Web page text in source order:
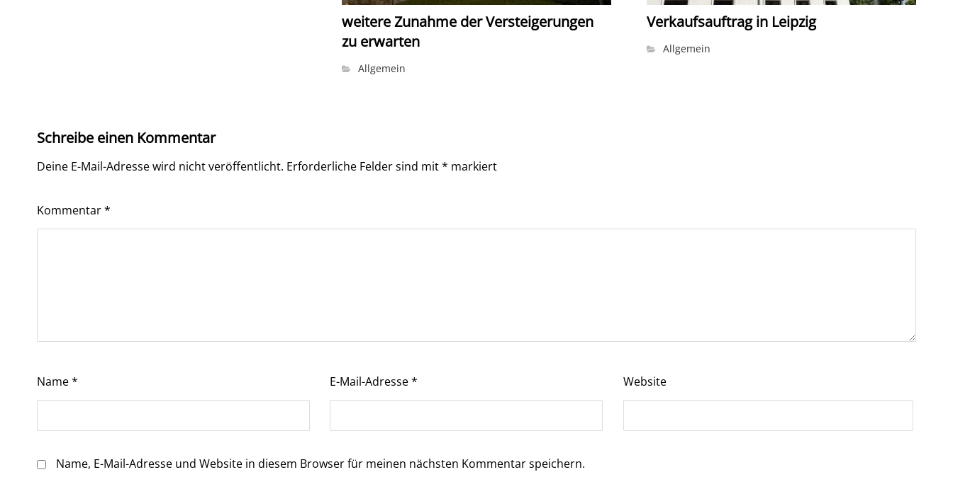
weitere Zunahme der Versteigerungen
zu erwarten
Allgemein
Verkaufsauftrag in Leipzig
Allgemein
Schreibe einen Kommentar
Deine E-Mail-Adresse wird nicht veröffentlicht. Erforderliche Felder sind mit* markiert
Kommentar*
Name* E-Mail-Adresse* Website
Name, E-Mail-Adresse und Website in diesem Browser für meinen nächsten Kommentar speichern.